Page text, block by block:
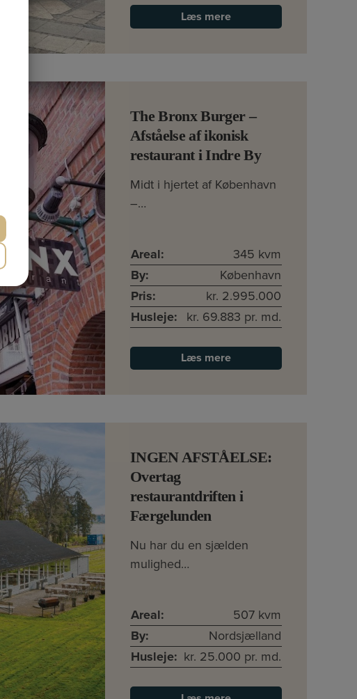
Læs mere
The Bronx Burger –
Afståelse af ikonisk
restaurant i Indre By
Midt i hjertet af København
–…
Areal:
345 kvm
By:
København
Pris:
kr. 2.995.000
Husleje: kr. 69.883 pr. md.
Læs mere
INGEN AFSTÅELSE:
Overtag
restaurantdriften i
Færgelunden
Nu har du en sjælden
mulighed…
Areal:
507 kvm
By:
Nordsjælland
Husleje: kr. 25.000 pr. md.